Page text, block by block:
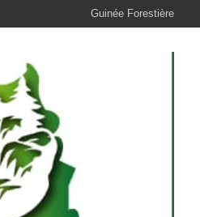
Guinée Forestière